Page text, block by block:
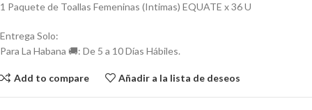
1 Paquete de Toallas Femeninas (Intimas) EQUATE x 36 U
Entrega Solo:
Para La Habana 🚚: De 5 a 10 Días Hábiles.
Add to compare Añadir a la lista de deseos